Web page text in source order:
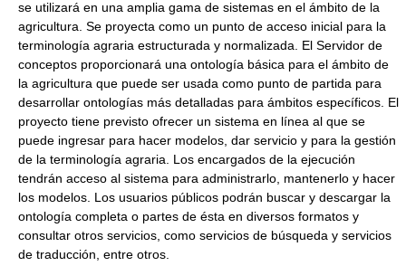
se utilizará en una amplia gama de sistemas en el ámbito de la
agricultura. Se proyecta como un punto de acceso inicial para la
terminología agraria estructurada y normalizada. El Servidor de
conceptos proporcionará una ontología básica para el ámbito de
la agricultura que puede ser usada como punto de partida para
desarrollar ontologías más detalladas para ámbitos específicos. El
proyecto tiene previsto ofrecer un sistema en línea al que se
puede ingresar para hacer modelos, dar servicio y para la gestión
de la terminología agraria. Los encargados de la ejecución
tendrán acceso al sistema para administrarlo, mantenerlo y hacer
los modelos. Los usuarios públicos podrán buscar y descargar la
ontología completa o partes de ésta en diversos formatos y
consultar otros servicios, como servicios de búsqueda y servicios
de traducción, entre otros.